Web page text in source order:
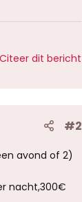
Citeer dit bericht
#2
avond of 2)
nacht,300€